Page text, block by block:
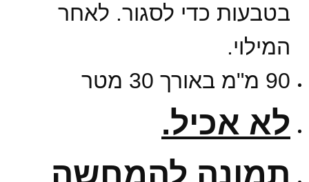
בטבעות כדי לסגור. לאחר
המילוי.
90 מ"מ באורך 30 מטר
לא אכיל.
תמונה להמחשה